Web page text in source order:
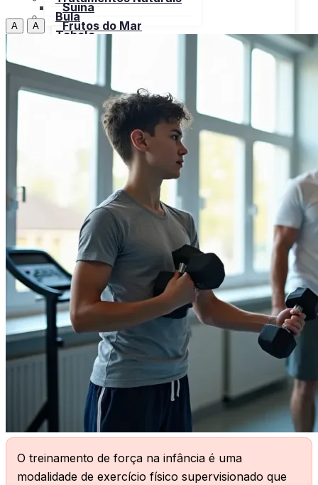
Suína
Frutos do Mar
Gorduras e Óleos
Leite e Derivados
Verduras, Hortaliças
X
Bula
Tabela
Open menu
Bebidas
Carnes
Open menu
Frutos do Mar
Cereais
Frutas
Gorduras e Óleos
Leite e Derivados
Verduras, Hortaliças
Bula
A A
O treinamento de força na infância é uma
modalidade de exercício físico supervisionado que